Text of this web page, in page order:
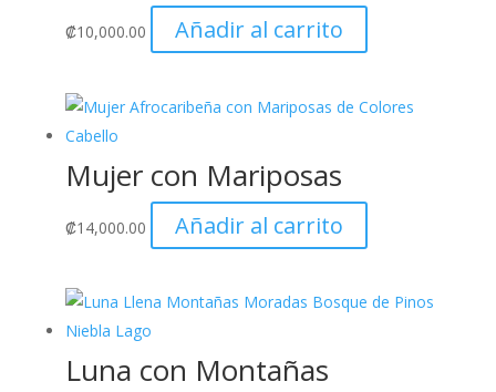
₡10,000.00 Añadir al carrito
Mujer con Mariposas
₡14,000.00 Añadir al carrito
Luna con Montañas